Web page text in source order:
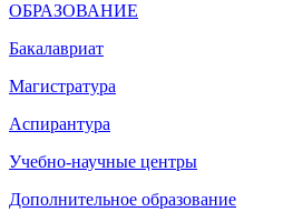
ОБРАЗОВАНИЕ
Бакалавриат
Магистратура
Аспирантура
Учебно-научные центры
Дополнительное образование